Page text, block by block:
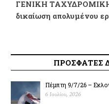
ΓΕΝΙΚΗ ΤΑΧΥΔΡΟΜΙΚΗ
δικαίωση απολυμένου
ΠΡΟΣΦΑΤΕΣ
Πέμπτη 9/7/26 –
6 Ιουλίου, 2026